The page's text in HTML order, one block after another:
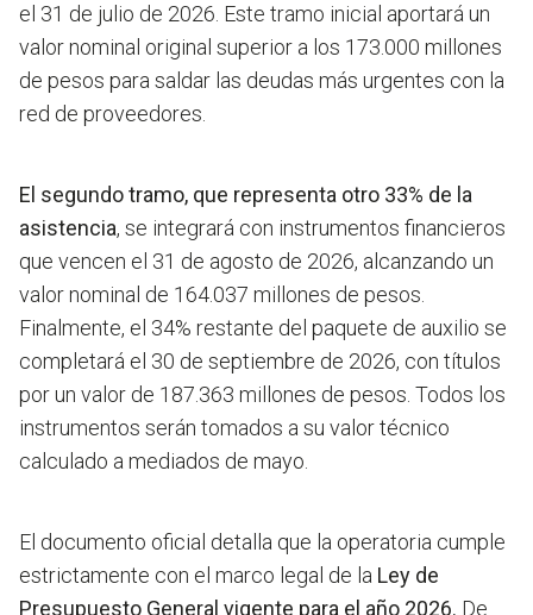
el 31 de julio de 2026. Este tramo inicial aportará un
valor nominal original superior a los 173.000 millones
de pesos para saldar las deudas más urgentes con la
red de proveedores.
El segundo tramo, que representa otro 33% de la
asistencia, se integrará con instrumentos financieros
que vencen el 31 de agosto de 2026, alcanzando un
valor nominal de 164.037 millones de pesos.
Finalmente, el 34% restante del paquete de auxilio se
completará el 30 de septiembre de 2026, con títulos
por un valor de 187.363 millones de pesos. Todos los
instrumentos serán tomados a su valor técnico
calculado a mediados de mayo.
El documento oficial detalla que la operatoria cumple
estrictamente con el marco legal de la Ley de
Presupuesto General vigente para el año 2026. De